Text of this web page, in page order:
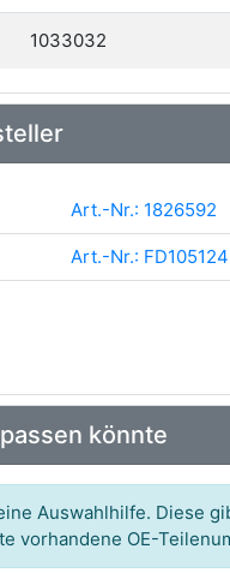
1033032
Art.-Nr.: 1826592
Art.-Nr.:
könnte
Auswahlhilfe. Diese
vorhandene OE-